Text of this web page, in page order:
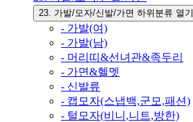
23. 가발/모자/신발/가면 하위분류 열기
- 가발(여)
- 가발(남)
- 머리띠&선녀관&족두리
- 가면&헬멧
- 신발류
- 캡모자(스냅백,군모,패션)
- 털모자(비니,니트,방한)